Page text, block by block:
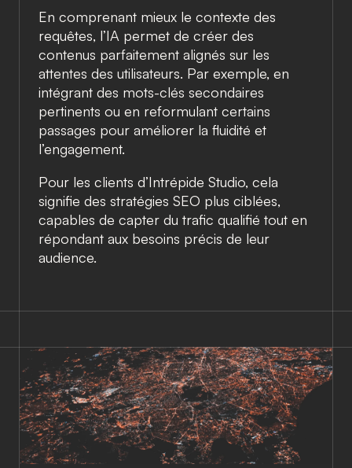
En comprenant mieux le contexte des
requêtes, l’IA permet de créer des
contenus parfaitement alignés sur les
attentes des utilisateurs. Par exemple, en
intégrant des mots-clés secondaires
pertinents ou en reformulant certains
passages pour améliorer la fluidité et
l’engagement.
Pour les clients d’Intrépide Studio, cela
signifie des stratégies SEO plus ciblées,
capables de capter du trafic qualifié tout en
répondant aux besoins précis de leur
audience.